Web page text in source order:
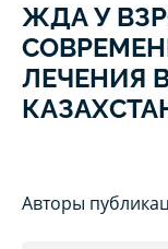
ЖДА У
ЛЕЧЕНИЯ
Авторы